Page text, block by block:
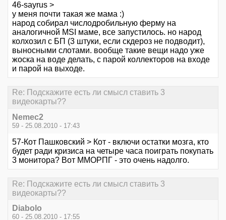
46-sayrus >
у меня почти такая же мама :)
народ собирал числодробильную ферму на
аналогичной MSI маме, все запустилось. но народ
колхозил с БП (3 штуки, если скдероз не подводит),
выносными слотами. вообще такие вещи надо уже
жоска на воде делать, с парой коллекторов на входе
и парой на выходе.
Re: Подскажите есть ли смысл ставить 3
видеокарты??
Nemec2
59 - 25.08.2010 - 17:43
57-Кот Пашковский > Кот - включи остатки мозга, кто
будет ради кризиса на четыре часа поиграть покупать
3 монитора? Вот ММОРПГ - это очень надолго.
Re: Подскажите есть ли смысл ставить 3
видеокарты??
Diabolo
60 - 25.08.2010 - 17:55